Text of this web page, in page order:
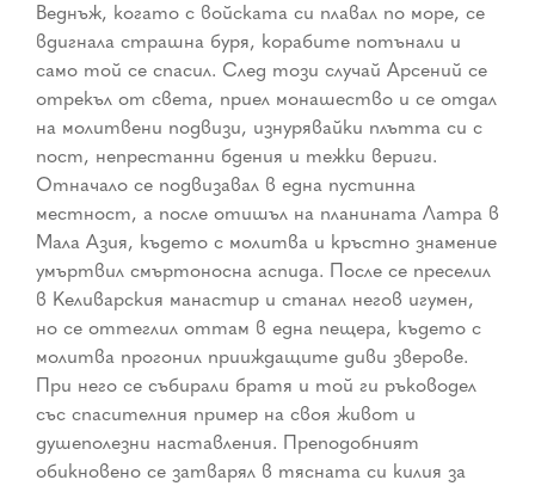
Веднъж, когато с войската си плавал по море, се
вдигнала страшна буря, корабите потънали и
само той се спасил. След този случай Арсений се
отрекъл от света, приел монашество и се отдал
на молитвени подвизи, изнурявайки плътта си с
пост, непрестанни бдения и тежки вериги.
Отначало се подвизавал в една пустинна
местност, а после отишъл на планината Латра в
Мала Азия, където с молитва и кръстно знамение
умъртвил смъртоносна аспида. После се преселил
в Келиварския манастир и станал негов игумен,
но се оттеглил оттам в една пещера, където с
молитва прогонил прииждащите диви зверове.
При него се събирали братя и той ги ръководел
със спасителния пример на своя живот и
душеполезни наставления. Преподобният
обикновено се затварял в тясната си килия за